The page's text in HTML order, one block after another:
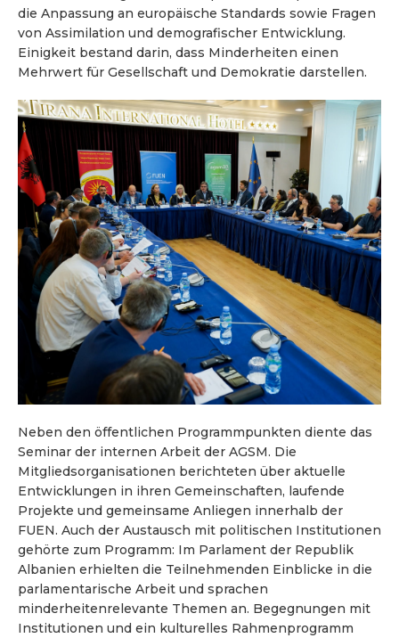
die Anpassung an europäische Standards sowie Fragen
von Assimilation und demografischer Entwicklung.
Einigkeit bestand darin, dass Minderheiten einen
Mehrwert für Gesellschaft und Demokratie darstellen.
Neben den öffentlichen Programmpunkten diente das
Seminar der internen Arbeit der AGSM. Die
Mitgliedsorganisationen berichteten über aktuelle
Entwicklungen in ihren Gemeinschaften, laufende
Projekte und gemeinsame Anliegen innerhalb der
FUEN. Auch der Austausch mit politischen Institutionen
gehörte zum Programm: Im Parlament der Republik
Albanien erhielten die Teilnehmenden Einblicke in die
parlamentarische Arbeit und sprachen
minderheitenrelevante Themen an. Begegnungen mit
Institutionen und ein kulturelles Rahmenprogramm